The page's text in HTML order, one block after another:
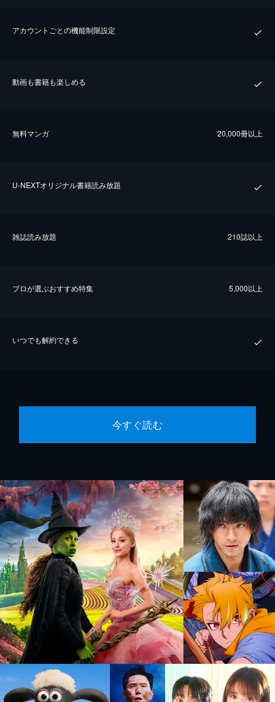
アカウントごとの機能制限設定
動画も書籍も楽しめる
無料マンガ 20,000冊以上
U-NEXTオリジナル書籍読み放題
雑誌読み放題 210誌以上
プロが選ぶおすすめ特集 5,000以上
いつでも解約できる
今すぐ読む